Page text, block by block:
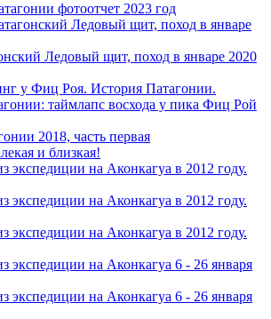
фотоотчет 2023 год
Ледовый щит, поход в январе
Ледовый щит, поход в январе 2020
у Фиц Роя. История Патагонии.
таймлапс восхода у пика Фиц Рой
2018, часть первая
и близкая!
экспедиции на Аконкагуа в 2012 году.
экспедиции на Аконкагуа в 2012 году.
экспедиции на Аконкагуа в 2012 году.
экспедиции на Аконкагуа 6 - 26 января
экспедиции на Аконкагуа 6 - 26 января